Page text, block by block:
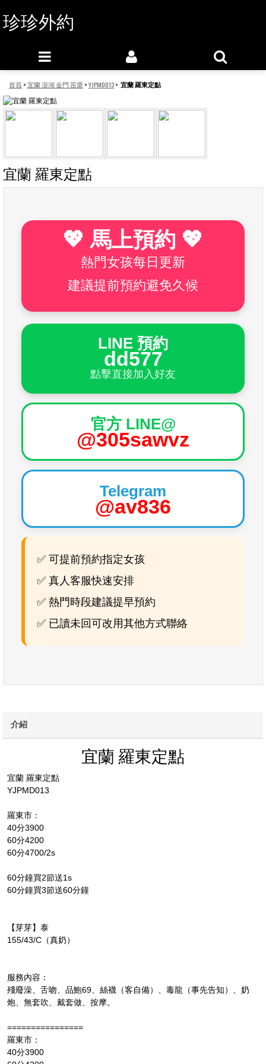
珍珍外約
首頁>宜蘭 澎湖 金門 苗栗>YJPMD013> 宜蘭 羅東定點
宜蘭 羅東定點
💖 馬上預約 💖
熱門女孩每日更新
建議提前預約避免久候
LINE 預約
dd577
點擊直接加入好友
官方 LINE@
@305sawvz
Telegram
@av836
✅ 可提前預約指定女孩
✅ 真人客服快速安排
✅ 熱門時段建議提早預約
✅ 已讀未回可改用其他方式聯絡
介紹
宜蘭 羅東定點
宜蘭 羅東定點
YJPMD013
羅東市：
40分3900
60分4200
60分4700/2s
60分鐘買2節送1s
60分鐘買3節送60分鐘
【芽芽】泰
155/43/C（真奶）
服務內容：
殘廢澡、舌吻、品鮑69、絲襪（客自備）、毒龍（事先告知）、奶
炮、無套吹、戴套做、按摩。
================
羅東市：
40分3900